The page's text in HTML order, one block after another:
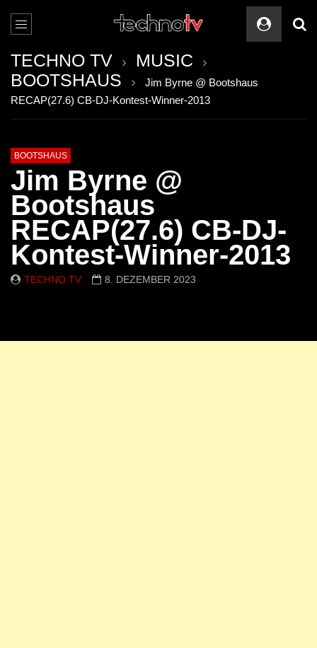
TECHNO TV
MUSIC
BOOTSHAUS
Jim Byrne @ Bootshaus
RECAP(27.6) CB-DJ-Kontest-Winner-2013
BOOTSHAUS
Jim Byrne @
Bootshaus
RECAP(27.6) CB-DJ-
Kontest-Winner-2013
TECHNO TV 8. DEZEMBER 2023